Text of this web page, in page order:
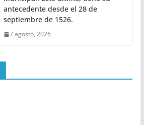
antecedente desde el 28 de
septiembre de 1526.
7 agosto, 2026